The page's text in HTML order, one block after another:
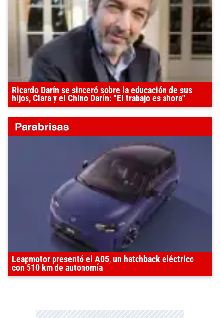
Ricardo Darín se sinceró sobre la educación de sus
hijos, Clara y el Chino Darín: “El trabajo es ahora"
Leapmotor presentó el A05, un hatchback eléctrico
con 510 km de autonomía